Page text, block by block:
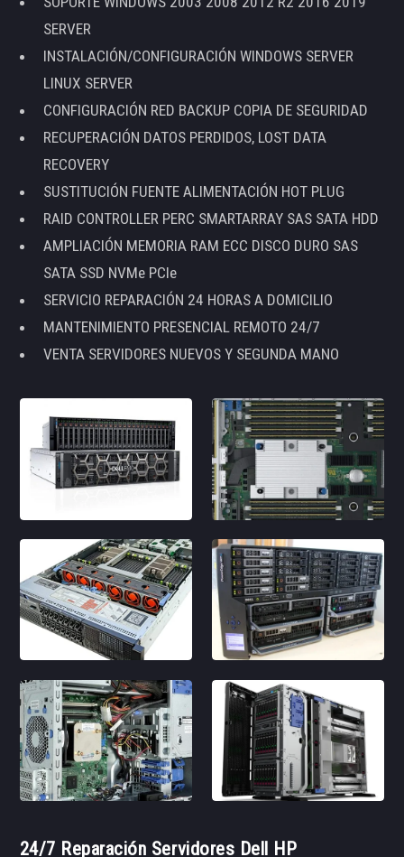
SERVER
INSTALACIÓN/CONFIGURACIÓN WINDOWS SERVER
LINUX SERVER
CONFIGURACIÓN RED BACKUP COPIA DE SEGURIDAD
RECUPERACIÓN DATOS PERDIDOS, LOST DATA
RECOVERY
SUSTITUCIÓN FUENTE ALIMENTACIÓN HOT PLUG
RAID CONTROLLER PERC SMARTARRAY SAS SATA HDD
AMPLIACIÓN MEMORIA RAM ECC DISCO DURO SAS
SATA SSD NVMe PCIe
SERVICIO REPARACIÓN 24 HORAS A DOMICILIO
MANTENIMIENTO PRESENCIAL REMOTO 24/7
VENTA SERVIDORES NUEVOS Y SEGUNDA MANO
24/7 Reparación Servidores Dell HP